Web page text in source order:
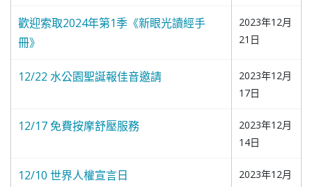
歡迎索取2024年第1季《新眼光讀經手
冊》
2023年12月
21日
12/22 水公園聖誕報佳音邀請
2023年12月
17日
12/17 免費按摩舒壓服務
2023年12月
14日
12/10 世界人權宣言日
2023年12月